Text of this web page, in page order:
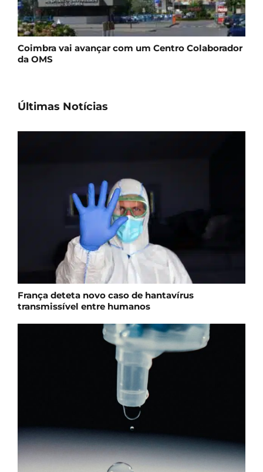
Coimbra vai avançar com um Centro Colaborador
da OMS
Últimas Notícias
França deteta novo caso de hantavírus
transmissível entre humanos